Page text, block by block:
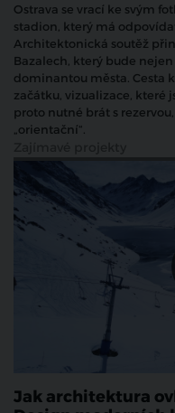
Ostrava se vrací ke svým
stadion, který má
Architektonická soutěž
Bazalech, který bude
dominantou města. Cesta
začátku, vizualizace, které
proto nutné brát s
„orientační“.
Jak architektura